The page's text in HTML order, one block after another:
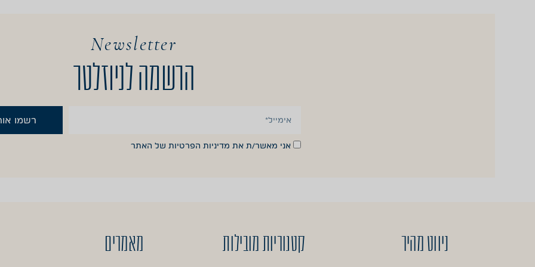
Newsletter
הרשמה לניוזלטר
אני מאשר/ת את מדיניות הפרטיות של האתר
רשמו
ניווט מהיר קטגוריות מובילות מאמרים